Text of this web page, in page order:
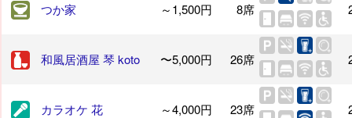
つか家 ～1,500円 8席
和風居酒屋 琴 koto 〜5,000円 26席
カラオケ 花 ～4,000円 23席